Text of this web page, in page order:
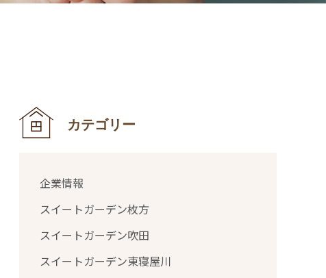
カテゴリー
企業情報
スイートガーデン枚方
スイートガーデン吹田
スイートガーデン東寝屋川